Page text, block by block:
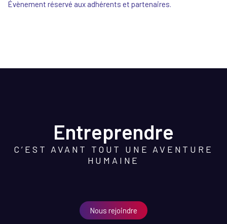
Évènement réservé aux adhérents et partenaires.
Entreprendre
C’EST AVANT TOUT UNE AVENTURE
HUMAINE
Nous rejoindre